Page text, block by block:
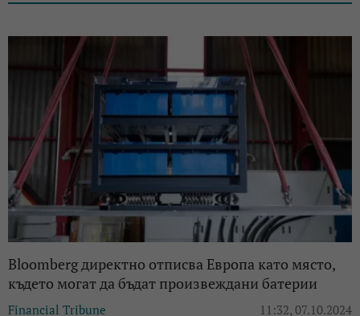
Bloomberg директно отписва Европа като място,
където могат да бъдат произвеждани батерии
Financial Tribune 11:32, 07.10.2024